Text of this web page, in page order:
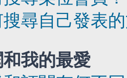
尋自己發表
我的最愛